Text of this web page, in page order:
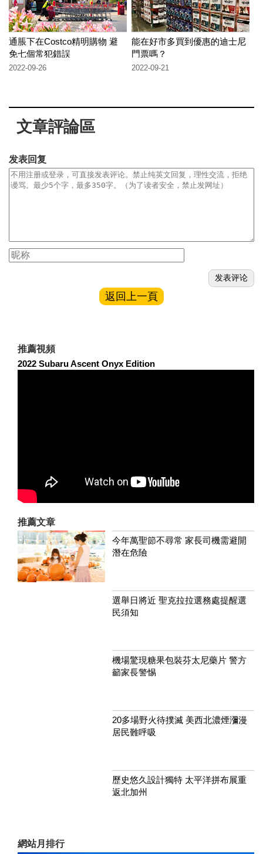
通脹下在Costco精明購物 避
免七個常犯錯誤
2022-09-26
能在好市多買到優惠的迪士尼
門票嗎？
2022-09-21
文章評論區
发表回复
返回上一頁
推薦視頻
2022 Subaru Ascent Onyx Edition
推薦文章
今年萬聖節不尋常 家長司機需避開
潛在危險
選舉日將近 聖克拉拉選務處提醒選
民須知
機場驚現糖果包裝芬太尼藥片 警方
籲家長警惕
20多場野火待撲滅 美西北濃煙瀰漫
居民難呼吸
歷史悠久設計獨特 太平洋拼布展重
返北加州
網站月排行